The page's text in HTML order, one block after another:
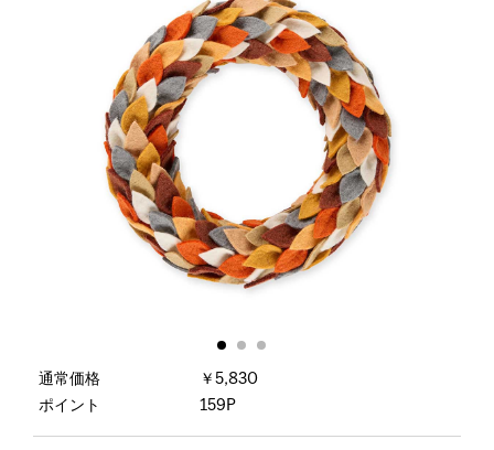
通常価格
￥5,830
ポイント
159P